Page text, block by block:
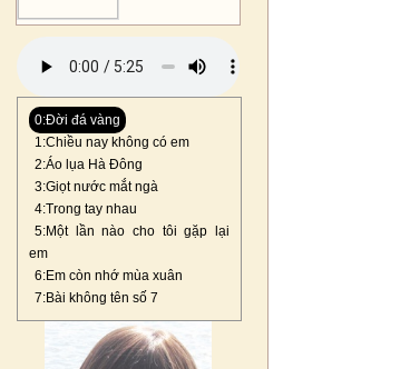
0:Đời đá vàng
1:Chiều nay không có em
2:Áo lụa Hà Đông
3:Giọt nước mắt ngà
4:Trong tay nhau
5:Một lần nào cho tôi gặp lại
em
6:Em còn nhớ mùa xuân
7:Bài không tên số 7